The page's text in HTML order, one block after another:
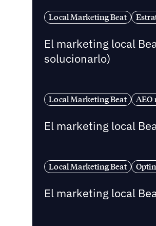
Local Marketing Beat
El marketing local
solucionarlo)
Local Marketing Beat AEO
El marketing local
Local Marketing Beat
El marketing local